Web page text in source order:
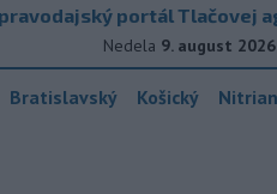
portál Tlačovej
Nedela 9. august 2026
Bratislavský Košický